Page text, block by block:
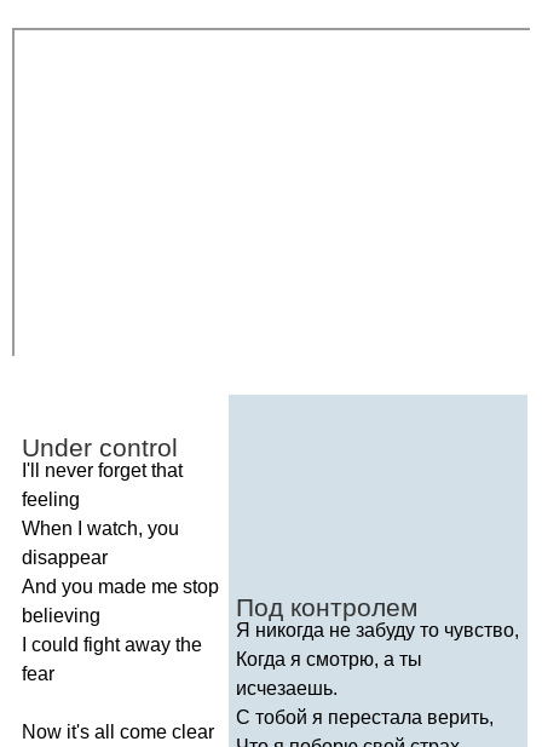
Under control
I'll never forget that
feeling
When
watch, you
disappear
And you made me stop
believing
could fight away the
fear
Now it's all come clear
Под контролем
Я никогда не забуду то чувство,
Когда я смотрю, а ты
исчезаешь.
С тобой я перестала верить,